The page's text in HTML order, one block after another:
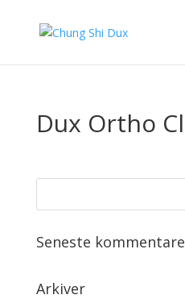
Dux Ortho
Seneste
Arkiver